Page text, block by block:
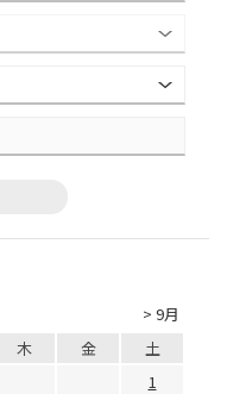
> 9月
木 金
土
1